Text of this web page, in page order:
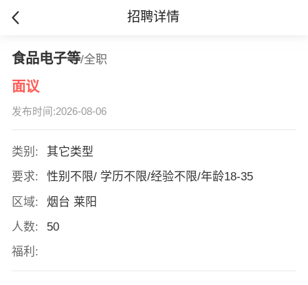
招聘详情
食品电子等/全职
面议
发布时间:2026-08-06
类别:
其它类型
要求:
性别不限/ 学历不限/经验不限/年龄18-35
区域:
烟台 莱阳
人数:
50
福利: